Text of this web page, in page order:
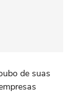
de suas